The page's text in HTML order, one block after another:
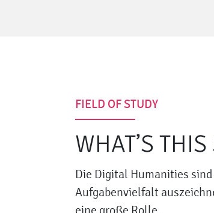
FIELD OF STUDY
WHAT’S
Die Digital Humanities
Aufgabenvielfalt